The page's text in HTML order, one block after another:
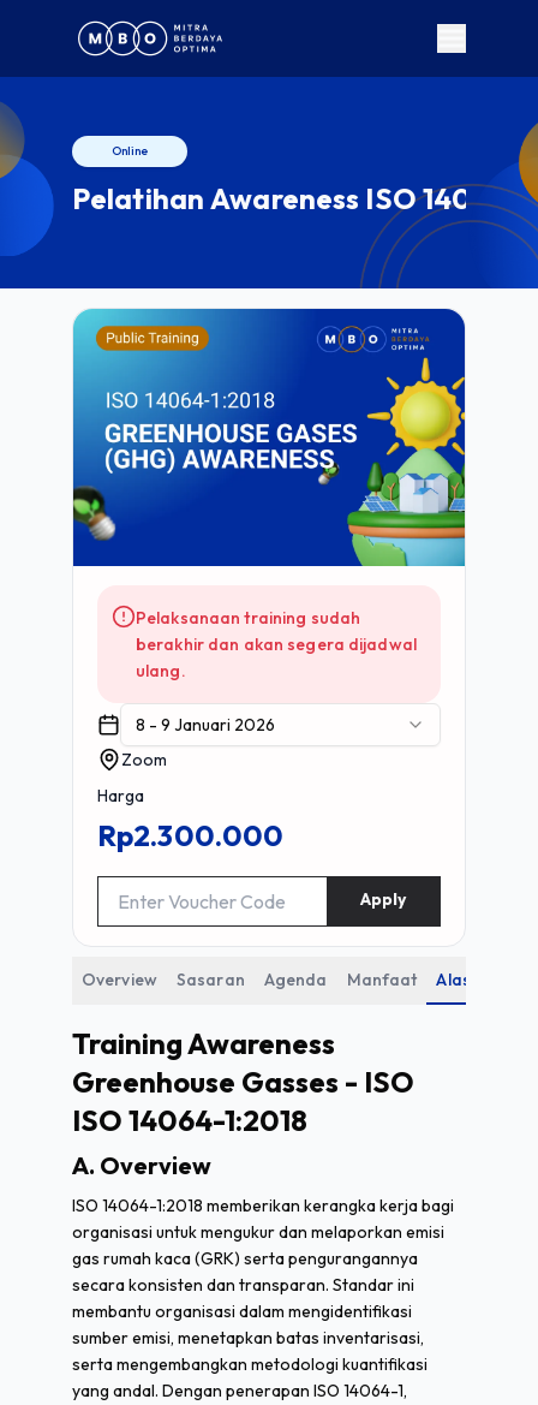
Online
Pelatihan Awareness ISO 14064-1
Pelaksanaan training sudah
berakhir dan akan segera dijadwal
ulang.
8 - 9 Januari 2026
Zoom
Harga
Rp2.300.000
Apply
Overview Sasaran Agenda Manfaat Alasan
Training Awareness
Greenhouse Gasses - ISO
ISO 14064-1:2018
A. Overview
ISO 14064-1:2018 memberikan kerangka kerja bagi
organisasi untuk mengukur dan melaporkan emisi
gas rumah kaca (GRK) serta pengurangannya
secara konsisten dan transparan. Standar ini
membantu organisasi dalam mengidentifikasi
sumber emisi, menetapkan batas inventarisasi,
serta mengembangkan metodologi kuantifikasi
yang andal. Dengan penerapan ISO 14064-1,